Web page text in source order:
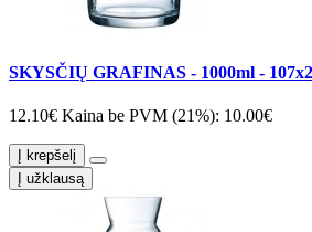
SKYSČIŲ GRAFINAS - 1000ml -
12.10€ Kaina be PVM (21%): 10.00€
Į krepšelį
Į užklausą